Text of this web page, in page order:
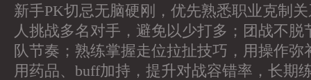
新手PK切忌无脑硬刚，优先熟悉职业克制
人挑战多名对手，避免以少打多；团战不
队节奏；熟练掌握走位拉扯技巧，用操作弥
用药品、buff加持，提升对战容错率，长期